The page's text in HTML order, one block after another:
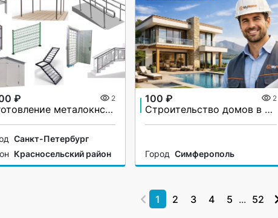
₽ 2
Изготовление металокнструкций
Санкт-Петербург
Красносельский район
100 ₽ 2
Строительство домов в Крыму
Город Симферополь
1 2 3 4 5 ... 52